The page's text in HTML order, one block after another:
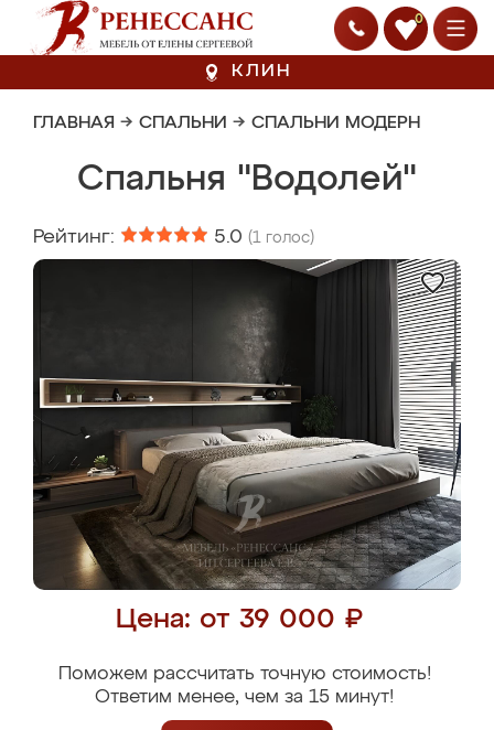
0
КЛИН
ГЛАВНАЯ → СПАЛЬНИ → СПАЛЬНИ МОДЕРН
Спальня "Водолей"
Рейтинг: 5.0 (1 голос)
Цена: от 39 000 ₽
Поможем рассчитать точную стоимость!
Ответим менее, чем за 15 минут!